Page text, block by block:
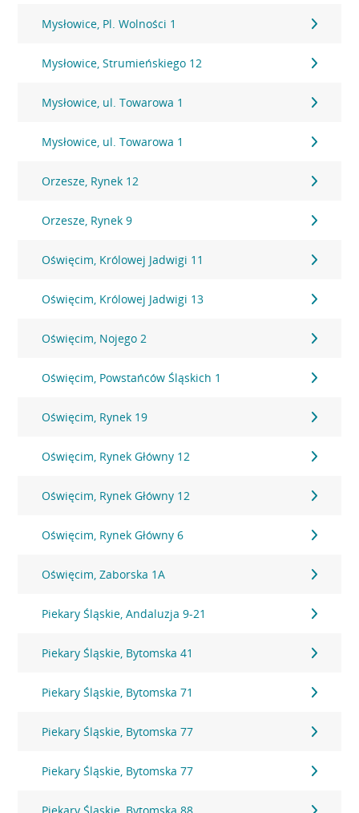
Mysłowice, Pl. Wolności 1
Mysłowice, Strumieńskiego 12
Mysłowice, ul. Towarowa 1
Mysłowice, ul. Towarowa 1
Orzesze, Rynek 12
Orzesze, Rynek 9
Oświęcim, Królowej Jadwigi 11
Oświęcim, Królowej Jadwigi 13
Oświęcim, Nojego 2
Oświęcim, Powstańców Śląskich 1
Oświęcim, Rynek 19
Oświęcim, Rynek Główny 12
Oświęcim, Rynek Główny 12
Oświęcim, Rynek Główny 6
Oświęcim, Zaborska 1A
Piekary Śląskie, Andaluzja 9-21
Piekary Śląskie, Bytomska 41
Piekary Śląskie, Bytomska 71
Piekary Śląskie, Bytomska 77
Piekary Śląskie, Bytomska 77